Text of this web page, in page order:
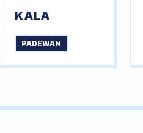
KALA
PADEWAN